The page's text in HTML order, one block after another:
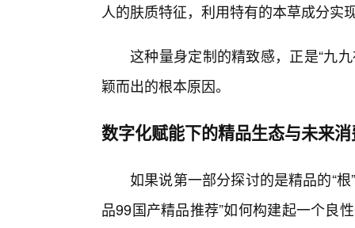
人的肤质特征，利用特有的本草成分实
这种量身定制的精致感，正是“九
颖而出的根本原因。
数字化赋能下的精品生态与未来
如果说第一部分探讨的是精品的“
品99国产精品推荐”如何构建起一个良